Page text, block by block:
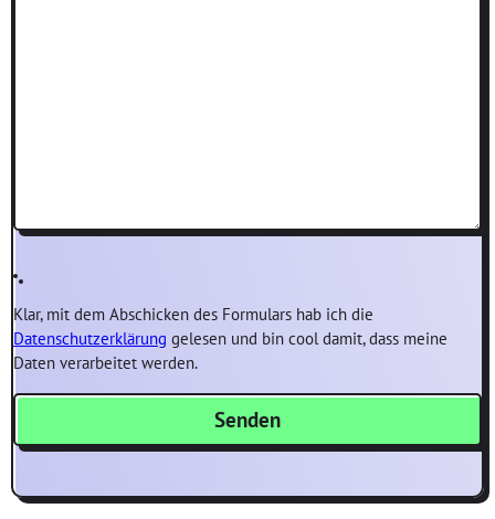
Klar, mit dem Abschicken des Formulars hab ich die
Datenschutzerklärung gelesen und bin cool damit, dass meine
Daten verarbeitet werden.